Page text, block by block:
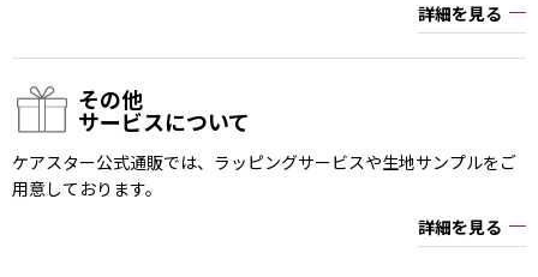
詳細を見る
その他
サービスについて
ケアスター公式通販では、ラッピングサービスや生地サンプルをご
用意しております。
詳細を見る